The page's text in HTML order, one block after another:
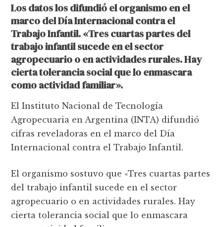
Los datos los difundió el organismo en el
marco del Día Internacional contra el
Trabajo Infantil. «Tres cuartas partes del
trabajo infantil sucede en el sector
agropecuario o en actividades rurales. Hay
cierta tolerancia social que lo enmascara
como actividad familiar».
El Instituto Nacional de Tecnología
Agropecuaria en Argentina (INTA) difundió
cifras reveladoras en el marco del Día
Internacional contra el Trabajo Infantil.
El organismo sostuvo que «Tres cuartas partes
del trabajo infantil sucede en el sector
agropecuario o en actividades rurales. Hay
cierta tolerancia social que lo enmascara